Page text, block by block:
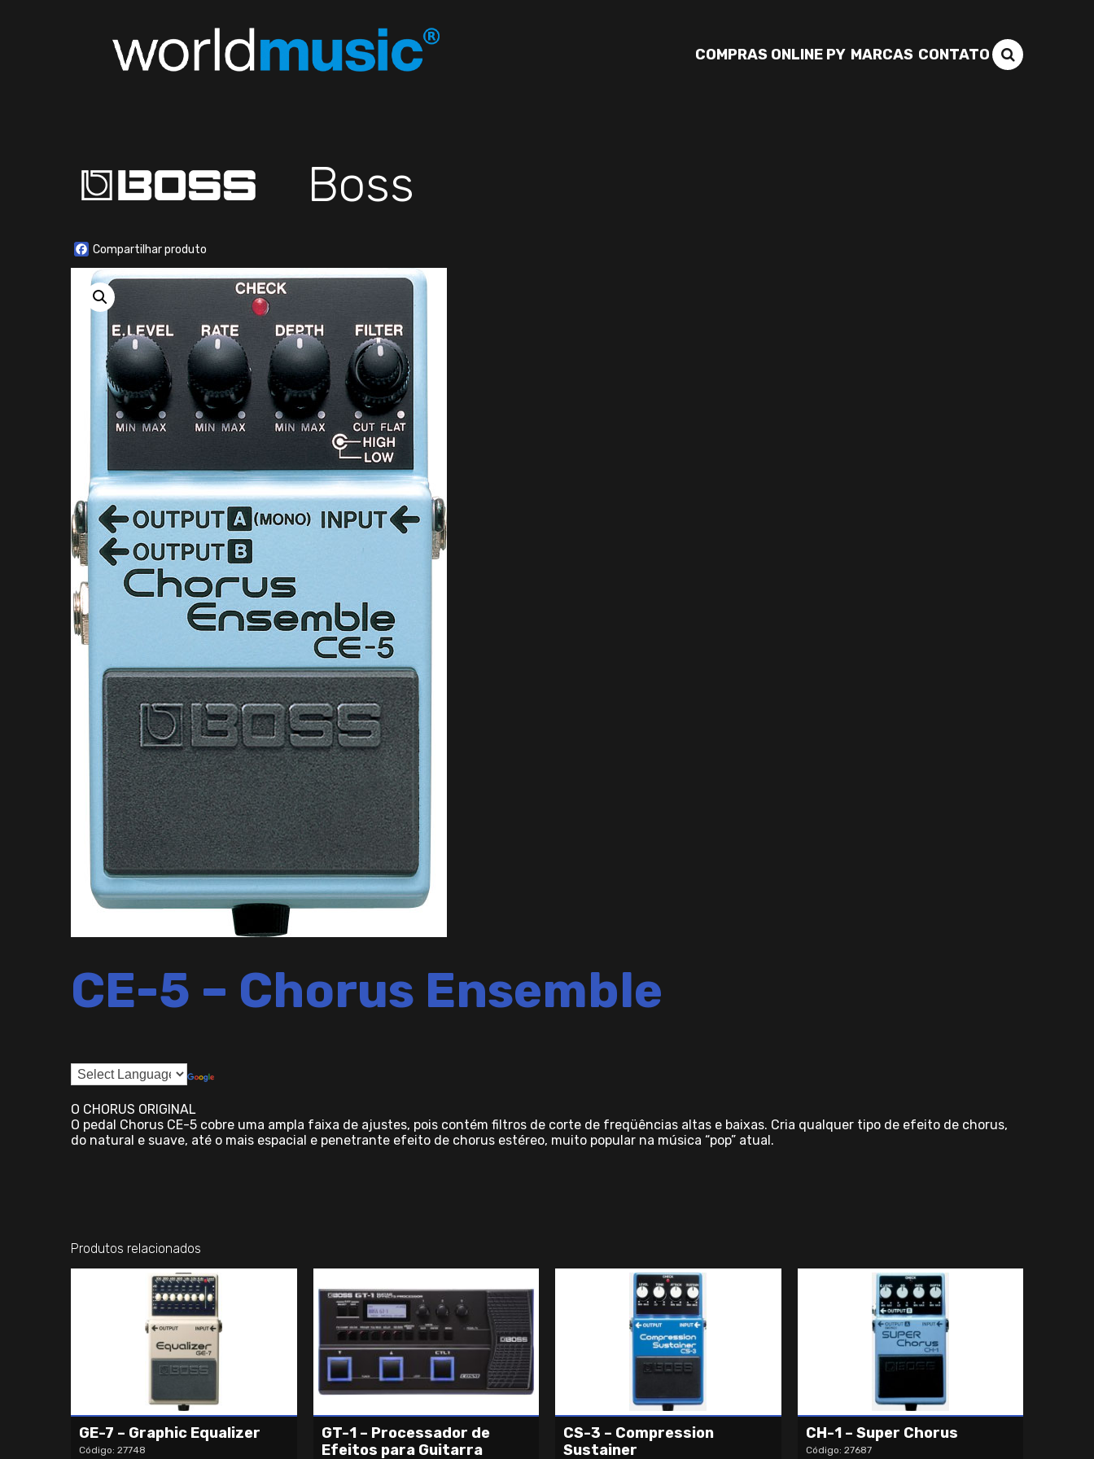
COMPRAS ONLINE PY MARCAS CONTATO
Boss
Facebook
CE-5 – Chorus Ensemble
O CHORUS ORIGINAL
O pedal Chorus CE-5 cobre uma ampla faixa de ajustes, pois contém filtros de corte de freqüências altas e baixas. Cria qualquer tipo de efeito de chorus,
do natural e suave, até o mais espacial e penetrante efeito de chorus estéreo, muito popular na música “pop” atual.
Produtos relacionados
GE-7 – Graphic Equalizer
Código: 27748
GT-1 – Processador de
Efeitos para Guitarra
CS-3 – Compression
Sustainer
CH-1 – Super Chorus
Código: 27687